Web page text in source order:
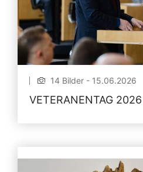
14 Bilder - 15.06.2026
VETERANENTAG 2026